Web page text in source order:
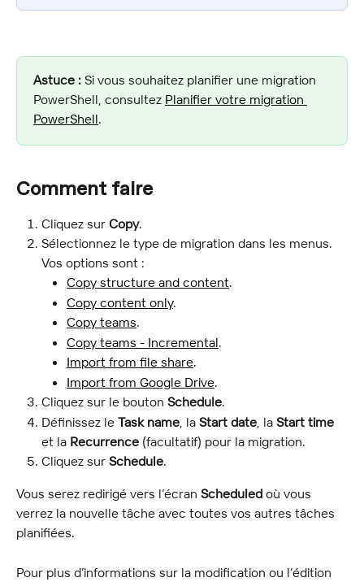
Astuce : Si vous souhaitez planifier une migration
PowerShell, consultez Planifier votre migration
PowerShell.
Comment faire
Cliquez sur Copy.
Sélectionnez le type de migration dans les menus.
Vos options sont :
Copy structure and content.
Copy content only.
Copy teams.
Copy teams - Incremental.
Import from file share.
Import from Google Drive.
Cliquez sur le bouton Schedule.
Définissez le Task name , la Start date , la Start time
et la Recurrence (facultatif) pour la migration.
Cliquez sur Schedule.
Vous serez redirigé vers l’écran Scheduled où vous
verrez la nouvelle tâche avec toutes vos autres tâches
planifiées.
Pour plus d’informations sur la modification ou l’édition